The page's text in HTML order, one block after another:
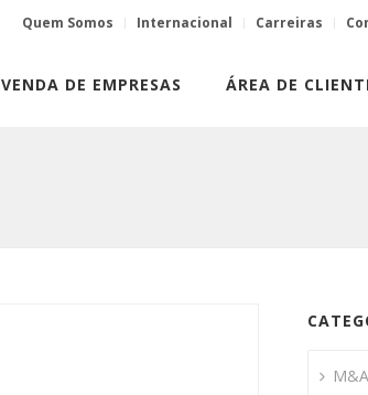
Quem Somos Internacional Carreiras
VENDA DE EMPRESAS ÁREA DE
M&A